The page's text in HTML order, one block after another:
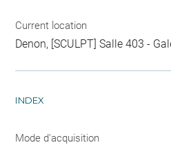
Current location
Denon, [SCULPT] Salle 403 -
INDEX
Mode d'acquisition